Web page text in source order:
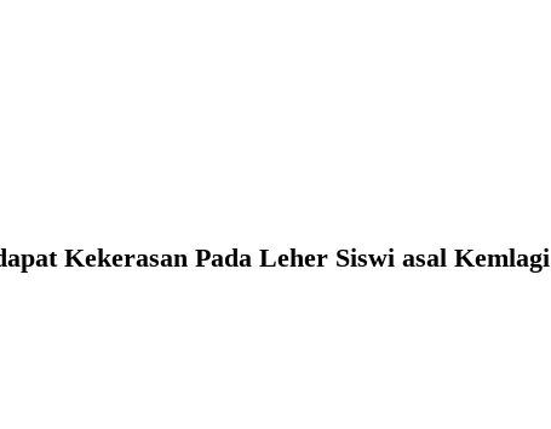
Kekerasan Pada Leher Siswi asal Kemlagi